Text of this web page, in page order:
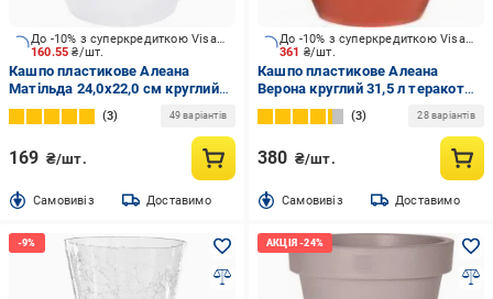
160.55₴/шт.
До -10% з суперкредиткою Visa Вигода
Кашпо пластикове Алеана
Матільда 24,0x22,0 см круглий
7,6 л білий
3 49 варіантів
169 ₴/шт.
Cамовивіз Доставимо
361 ₴/шт.
До -10% з суперкредиткою Visa Вигода
Кашпо пластикове Алеана
Верона круглий 31,5 л теракот
(112011)
3 28 варіантів
380 ₴/шт.
Cамовивіз Доставимо